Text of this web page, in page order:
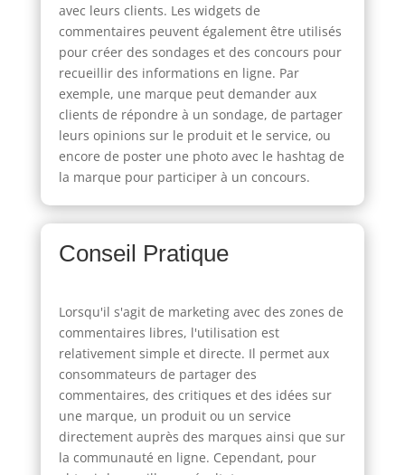
avec leurs clients. Les widgets de
commentaires peuvent également être utilisés
pour créer des sondages et des concours pour
recueillir des informations en ligne. Par
exemple, une marque peut demander aux
clients de répondre à un sondage, de partager
leurs opinions sur le produit et le service, ou
encore de poster une photo avec le hashtag de
la marque pour participer à un concours.
Conseil Pratique
Lorsqu'il s'agit de marketing avec des zones de
commentaires libres, l'utilisation est
relativement simple et directe. Il permet aux
consommateurs de partager des
commentaires, des critiques et des idées sur
une marque, un produit ou un service
directement auprès des marques ainsi que sur
la communauté en ligne. Cependant, pour